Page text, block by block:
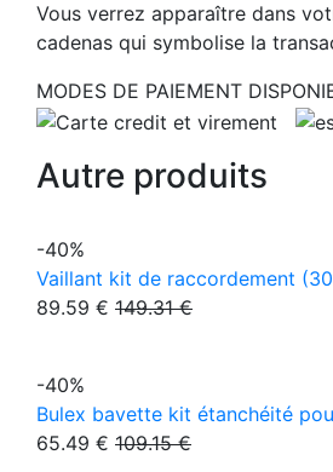
Vous verrez apparaître dans
cadenas qui symbolise la
MODES DE PAIEMENT
Autre produits
-40%
Vaillant kit de raccordement
89.59 € 149.31 €
-40%
Bulex bavette kit étanchéité
65.49 € 109.15 €